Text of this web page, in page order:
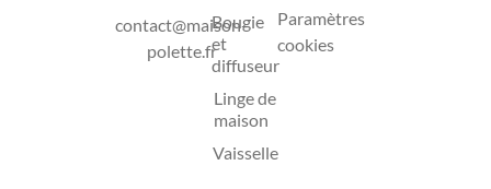
contact@maison-
polette.fr
Bougie
et
diffuseur
Linge de
maison
Vaisselle
Paramètres
cookies